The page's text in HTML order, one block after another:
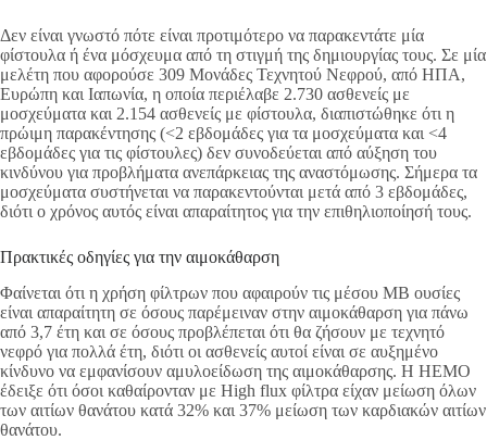
Δεν είναι γνωστό πότε είναι προτιμότερο να παρακεντάτε μία
φίστουλα ή ένα μόσχευμα από τη στιγμή της δημιουργίας τους. Σε μία
μελέτη που αφορούσε 309 Μονάδες Τεχνητού Νεφρού, από ΗΠΑ,
Ευρώπη και Ιαπωνία, η οποία περιέλαβε 2.730 ασθενείς με
μοσχεύματα και 2.154 ασθενείς με φίστουλα, διαπιστώθηκε ότι η
πρώιμη παρακέντησης (<2 εβδομάδες για τα μοσχεύματα και <4
εβδομάδες για τις φίστουλες) δεν συνοδεύεται από αύξηση του
κινδύνου για προβλήματα ανεπάρκειας της αναστόμωσης. Σήμερα τα
μοσχεύματα συστήνεται να παρακεντούνται μετά από 3 εβδομάδες,
διότι ο χρόνος αυτός είναι απαραίτητος για την επιθηλιοποίησή τους.
Πρακτικές οδηγίες για την αιμοκάθαρση
Φαίνεται ότι η χρήση φίλτρων που αφαιρούν τις μέσου ΜΒ ουσίες
είναι απαραίτητη σε όσους παρέμειναν στην αιμοκάθαρση για πάνω
από 3,7 έτη και σε όσους προβλέπεται ότι θα ζήσουν με τεχνητό
νεφρό για πολλά έτη, διότι οι ασθενείς αυτοί είναι σε αυξημένο
κίνδυνο να εμφανίσουν αμυλοείδωση της αιμοκάθαρσης. Η HEMO
έδειξε ότι όσοι καθαίρονταν με High flux φίλτρα είχαν μείωση όλων
των αιτίων θανάτου κατά 32% και 37% μείωση των καρδιακών αιτίων
θανάτου.